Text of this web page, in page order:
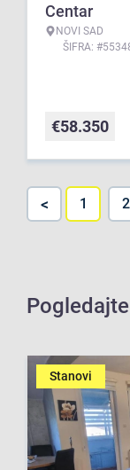
Centar
NOVI SAD
ŠIFRA:
€58.350
< 1 2
Stanovi